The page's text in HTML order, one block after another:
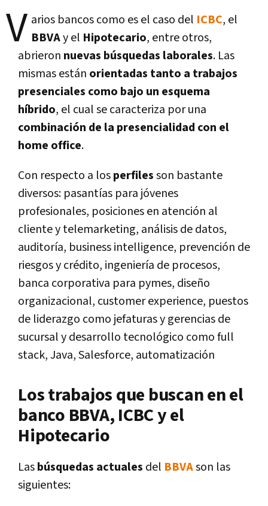
V arios bancos como es el caso del ICBC, el
BBVAy el Hipotecario, entre otros,
abrieron nuevas búsquedas laborales. Las
mismas están orientadas tanto a trabajos
presenciales como bajo un esquema
híbrido, el cual se caracteriza por una
combinación de la presencialidad con el
home office.
Con respecto a losperfilesson bastante
diversos: pasantías para jóvenes
profesionales, posiciones en atención al
cliente y telemarketing, análisis de datos,
auditoría, business intelligence, prevención de
riesgos y crédito, ingeniería de procesos,
banca corporativa para pymes, diseño
organizacional, customer experience, puestos
de liderazgo como jefaturas y gerencias de
sucursal y desarrollo tecnológico como full
stack, Java, Salesforce, automatización
Los trabajos que buscan en el
banco BBVA, ICBC y el
Hipotecario
Lasbúsquedas actuales del BBVAson las
siguientes: